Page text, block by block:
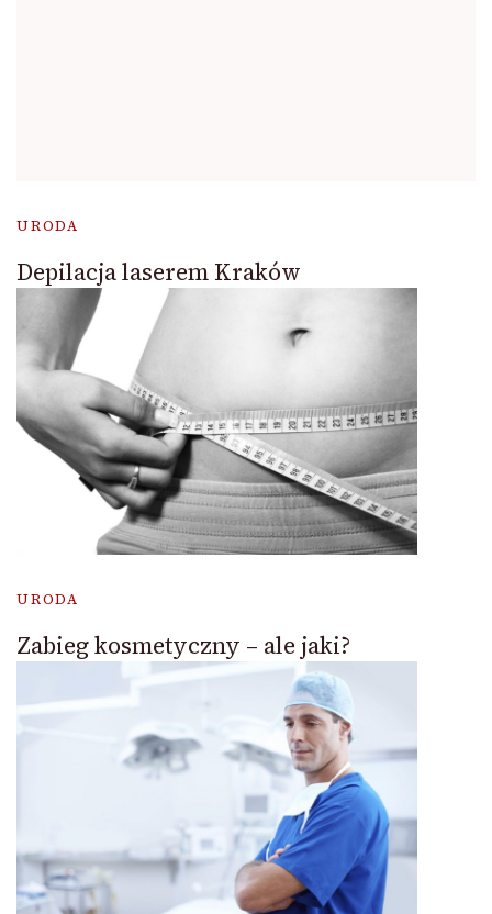
URODA
Depilacja laserem Kraków
URODA
Zabieg kosmetyczny – ale jaki?